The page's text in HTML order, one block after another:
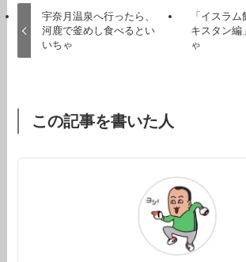
宇奈月温泉へ行ったら、
河鹿で釜めし食べるとい
いちゃ
「イスラ
キスタン編
ゃ
この記事を書いた人